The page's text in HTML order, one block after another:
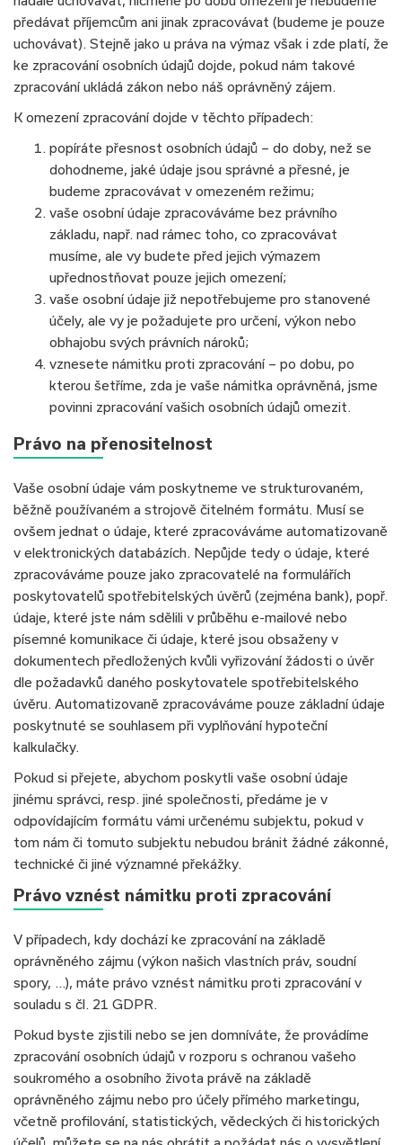
předávat příjemcům ani jinak zpracovávat (budeme je pouze
uchovávat). Stejně jako u práva na výmaz však i zde platí, že
ke zpracování osobních údajů dojde, pokud nám takové
zpracování ukládá zákon nebo náš oprávněný zájem.
K omezení zpracování dojde v těchto případech:
popíráte přesnost osobních údajů – do doby, než se
dohodneme, jaké údaje jsou správné a přesné, je
budeme zpracovávat v omezeném režimu;
vaše osobní údaje zpracováváme bez právního
základu, např. nad rámec toho, co zpracovávat
musíme, ale vy budete před jejich výmazem
upřednostňovat pouze jejich omezení;
vaše osobní údaje již nepotřebujeme pro stanovené
účely, ale vy je požadujete pro určení, výkon nebo
obhajobu svých právních nároků;
vznesete námitku proti zpracování – po dobu, po
kterou šetříme, zda je vaše námitka oprávněná, jsme
povinni zpracování vašich osobních údajů omezit.
Právo na přenositelnost
Vaše osobní údaje vám poskytneme ve strukturovaném,
běžně používaném a strojově čitelném formátu. Musí se
ovšem jednat o údaje, které zpracováváme automatizovaně
v elektronických databázích. Nepůjde tedy o údaje, které
zpracováváme pouze jako zpracovatelé na formulářích
poskytovatelů spotřebitelských úvěrů (zejména bank), popř.
údaje, které jste nám sdělili v průběhu e-mailové nebo
písemné komunikace či údaje, které jsou obsaženy v
dokumentech předložených kvůli vyřizování žádosti o úvěr
dle požadavků daného poskytovatele spotřebitelského
úvěru. Automatizovaně zpracováváme pouze základní údaje
poskytnuté se souhlasem při vyplňování hypoteční
kalkulačky.
Pokud si přejete, abychom poskytli vaše osobní údaje
jinému správci, resp. jiné společnosti, předáme je v
odpovídajícím formátu vámi určenému subjektu, pokud v
tom nám či tomuto subjektu nebudou bránit žádné zákonné,
technické či jiné významné překážky.
Právo vznést námitku proti zpracování
V případech, kdy dochází ke zpracování na základě
oprávněného zájmu (výkon našich vlastních práv, soudní
spory, …), máte právo vznést námitku proti zpracování v
souladu s čl. 21 GDPR.
Pokud byste zjistili nebo se jen domníváte, že provádíme
zpracování osobních údajů v rozporu s ochranou vašeho
soukromého a osobního života právě na základě
oprávněného zájmu nebo pro účely přímého marketingu,
včetně profilování, statistických, vědeckých či historických